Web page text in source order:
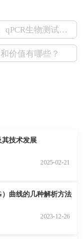
上一篇：超强干货丨一文看懂WB、qPCR生物测试，内含常见问题（附答案）
价值有哪些？
技术发展
2025-02-21
曲线的几种解析方法
2023-12-26